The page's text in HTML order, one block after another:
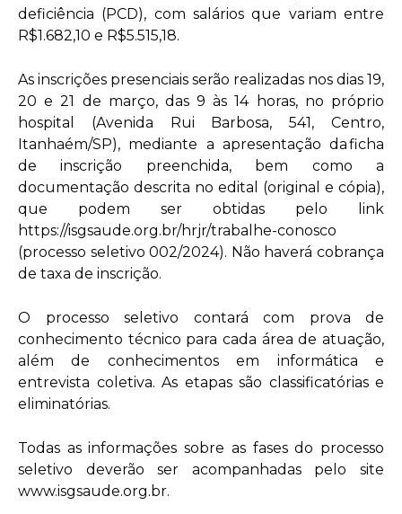
deficiência (PCD), com salários que variam entre
R$1.682,10 e R$5.515,18.
As inscrições presenciais serão realizadas nos dias 19,
20 e 21 de março, das 9 às 14 horas, no próprio
hospital (Avenida Rui Barbosa, 541, Centro,
Itanhaém/SP), mediante a apresentação da ficha
de inscrição preenchida, bem como a
documentação descrita no edital (original e cópia),
que podem ser obtidas pelo link
https://isgsaude.org.br/hrjr/trabalhe-conosco
(processo seletivo 002/2024). Não haverá cobrança
de taxa de inscrição.
O processo seletivo contará com prova de
conhecimento técnico para cada área de atuação,
além de conhecimentos em informática e
entrevista coletiva. As etapas são classificatórias e
eliminatórias.
Todas as informações sobre as fases do processo
seletivo deverão ser acompanhadas pelo site
www.isgsaude.org.br.